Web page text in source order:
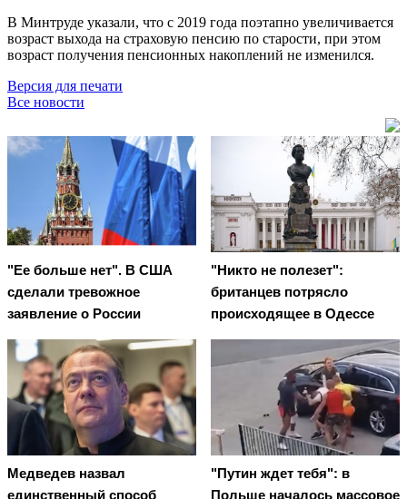
В Минтруде указали, что с 2019 года поэтапно увеличивается
возраст выхода на страховую пенсию по старости, при этом
возраст получения пенсионных накоплений не изменился.
Версия для печати
Все новости
"Ее больше нет". В США
сделали тревожное
заявление о России
"Никто не полезет":
британцев потрясло
происходящее в Одессе
Медведев назвал
единственный способ
"Путин ждет тебя": в
Польше началось массовое